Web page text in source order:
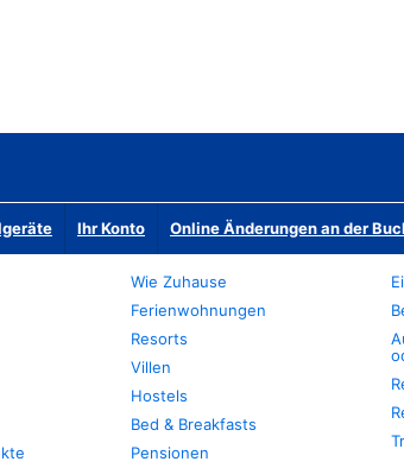
Ihr Konto Online Änderungen an der
Wie Zuhause
Ferienwohnungen
Resorts
Villen
Hostels
Bed & Breakfasts
Pensionen